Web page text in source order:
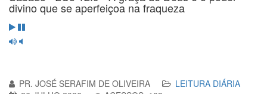
divino que se aperfeiçoa na fraqueza
PR. JOSÉ SERAFIM DE OLIVEIRA
LEITURA DIÁRIA